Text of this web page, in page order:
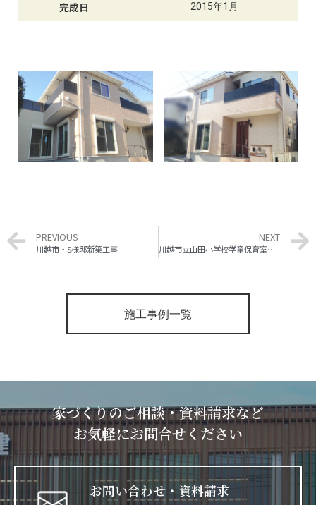
完成日 2015年1月
PREVIOUS
川越市・S様邸新築工事
NEXT
川越市立山田小学校学童保育室 新築工事
施工事例一覧
家づくりのご相談・資料請求など
お気軽にお問合せください
お問い合わせ・資料請求